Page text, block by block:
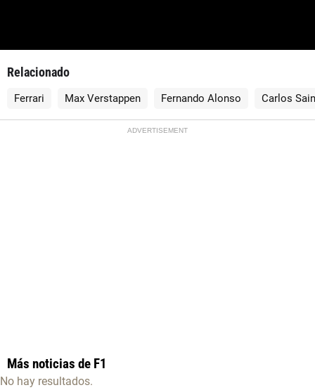
Relacionado
Ferrari Max Verstappen Fernando Alonso Carlos
ADVERTISEMENT
Más noticias de F1
No hay resultados.